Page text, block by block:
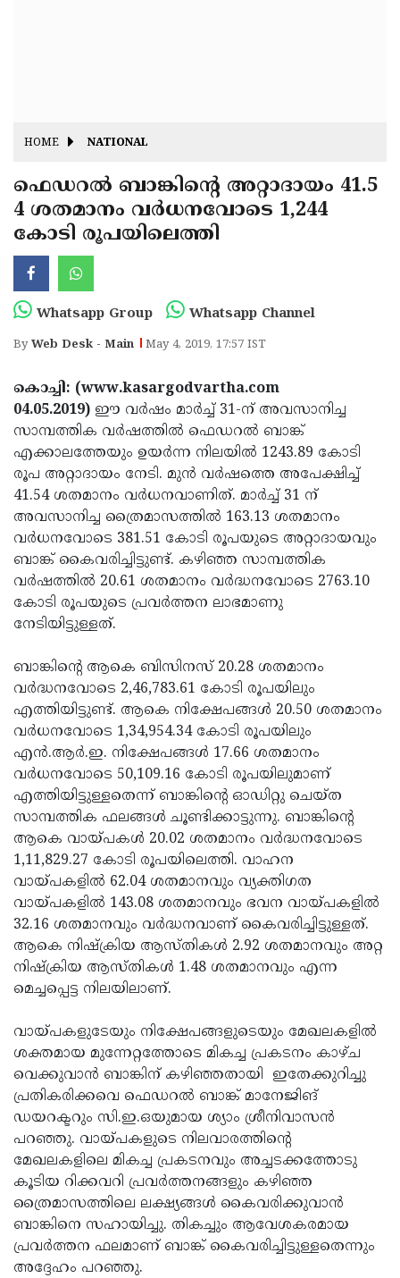
J&K
State
Assembly
Elections
Haryana
State
Assembly
Elections
Diwali
New-
Year
Republic
Day
Budget
Election
Maha
Shivarathri
International
Women's
Day
Anti-
Drug
Campaign
Attukal
Pongala
2025
Holi
2025
IPL
2025
Eid
Al-
Fitr
2025
Waqf
Bill
Controversy
Vishu
Festival
2025
Good
Friday
Observance
2025
Easter
Sunday
2025
By-
Election
Updates
Bihar
Assembly
Polls
Kerala
Local
Body
Election
Look
Back
2025
HOME NATIONAL
ഫെഡറല്‍ ബാങ്കിന്റെ അറ്റാദായം 41.5
4 ശതമാനം വര്‍ധനവോടെ 1,244
കോടി രൂപയിലെത്തി
Whatsapp Group Whatsapp Channel
ByWeb Desk - Main May 4, 2019, 17:57 IST
കൊച്ചി: (www.kasargodvartha.com
04.05.2019) ഈ വര്‍ഷം മാര്‍ച്ച് 31-ന് അവസാനിച്ച
സാമ്പത്തിക വര്‍ഷത്തില്‍ ഫെഡറല്‍ ബാങ്ക്
എക്കാലത്തേയും ഉയര്‍ന്ന നിലയില്‍ 1243.89 കോടി
രൂപ അറ്റാദായം നേടി. മുന്‍ വര്‍ഷത്തെ അപേക്ഷിച്ച്
41.54 ശതമാനം വര്‍ധനവാണിത്. മാര്‍ച്ച് 31 ന്
അവസാനിച്ച ത്രൈമാസത്തില്‍ 163.13 ശതമാനം
വര്‍ധനവോടെ 381.51 കോടി രൂപയുടെ അറ്റാദായവും
ബാങ്ക് കൈവരിച്ചിട്ടുണ്ട്. കഴിഞ്ഞ സാമ്പത്തിക
വര്‍ഷത്തില്‍ 20.61 ശതമാനം വര്‍ദ്ധനവോടെ 2763.10
കോടി രൂപയുടെ പ്രവര്‍ത്തന ലാഭമാണു
നേടിയിട്ടുള്ളത്.
ബാങ്കിന്റെ ആകെ ബിസിനസ് 20.28 ശതമാനം
വര്‍ദ്ധനവോടെ 2,46,783.61 കോടി രൂപയിലും
എത്തിയിട്ടുണ്ട്. ആകെ നിക്ഷേപങ്ങള്‍ 20.50 ശതമാനം
വര്‍ധനവോടെ 1,34,954.34 കോടി രൂപയിലും
എന്‍.ആര്‍.ഇ. നിക്ഷേപങ്ങള്‍ 17.66 ശതമാനം
വര്‍ധനവോടെ 50,109.16 കോടി രൂപയിലുമാണ്
എത്തിയിട്ടുള്ളതെന്ന് ബാങ്കിന്റെ ഓഡിറ്റു ചെയ്ത
സാമ്പത്തിക ഫലങ്ങള്‍ ചൂണ്ടിക്കാട്ടുന്നു. ബാങ്കിന്റെ
ആകെ വായ്പകള്‍ 20.02 ശതമാനം വര്‍ദ്ധനവോടെ
1,11,829.27 കോടി രൂപയിലെത്തി. വാഹന
വായ്പകളില്‍ 62.04 ശതമാനവും വ്യക്തിഗത
വായ്പകളില്‍ 143.08 ശതമാനവും ഭവന വായ്പകളില്‍
32.16 ശതമാനവും വര്‍ദ്ധനവാണ് കൈവരിച്ചിട്ടുള്ളത്.
ആകെ നിഷ്‌ക്രിയ ആസ്തികള്‍ 2.92 ശതമാനവും അറ്റ
നിഷ്‌ക്രിയ ആസ്തികള്‍ 1.48 ശതമാനവും എന്ന
മെച്ചപ്പെട്ട നിലയിലാണ്.
വായ്പകളുടേയും നിക്ഷേപങ്ങളുടെയും മേഖലകളില്‍
ശക്തമായ മുന്നേറ്റത്തോടെ മികച്ച പ്രകടനം കാഴ്ച
വെക്കുവാന്‍ ബാങ്കിന് കഴിഞ്ഞതായി ഇതേക്കുറിച്ചു
പ്രതികരിക്കവെ ഫെഡറല്‍ ബാങ്ക് മാനേജിങ്
ഡയറക്ടറും സി.ഇ.ഒയുമായ ശ്യാം ശ്രീനിവാസന്‍
പറഞ്ഞു. വായ്പകളുടെ നിലവാരത്തിന്റെ
മേഖലകളിലെ മികച്ച പ്രകടനവും അച്ചടക്കത്തോടു
കൂടിയ റിക്കവറി പ്രവര്‍ത്തനങ്ങളും കഴിഞ്ഞ
ത്രൈമാസത്തിലെ ലക്ഷ്യങ്ങള്‍ കൈവരിക്കുവാന്‍
ബാങ്കിനെ സഹായിച്ചു. തികച്ചും ആവേശകരമായ
പ്രവര്‍ത്തന ഫലമാണ് ബാങ്ക് കൈവരിച്ചിട്ടുള്ളതെന്നും
അദ്ദേഹം പറഞ്ഞു.